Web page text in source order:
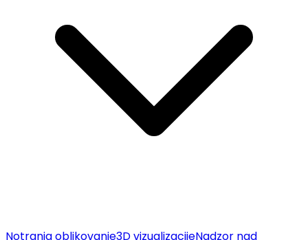
Notranja oblikovanje3D vizualizacijeNadzor nad